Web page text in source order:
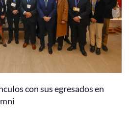
con sus egresados en